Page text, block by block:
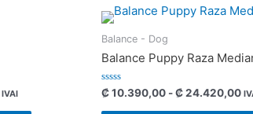
IVAI
Balance - Dog
Balance Puppy Raza
Valorado
con
0
₡10.390,00 -₡24.420,00